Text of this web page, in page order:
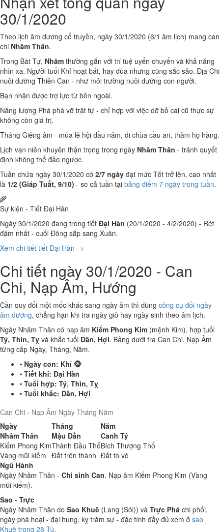
30/1/2020
Theo lịch âm dương cổ truyền, ngày 30/1/2020 (6/1 âm lịch) mang can
chi Nhâm Thân.
Trong Bát Tự, Nhâm thường gắn với trí tuệ uyển chuyển và khả năng
nhìn xa. Người tuổi Khỉ hoạt bát, hay đùa nhưng cũng sắc sảo. Địa Chi
nuôi dưỡng Thiên Can - như môi trường nuôi dưỡng con người.
Bạn nhận được trợ lực từ bên ngoài.
Năng lượng Phá phá vỡ trật tự - chỉ hợp với việc dỡ bỏ cái cũ thực sự
không còn giá trị.
Tháng Giêng âm - mùa lễ hội đầu năm, đi chùa cầu an, thăm họ hàng.
Lịch vạn niên khuyên thận trọng trong ngày Nhâm Thân - tránh quyết
định không thể đảo ngược.
Tuần chứa ngày 30/1/2020 có 2/7 ngày đạt mức Tốt trở lên, cao nhất
là 1/2 (Giáp Tuất, 9/10) - so cả tuần tại bảng điểm 7 ngày trong tuần.
🌾
Sự kiện - Tiết Đại Hàn
Ngày 30/1/2020 đang trong tiết Đại Hàn (20/1/2020 - 4/2/2020) - Rét
đậm nhất - cuối Đông sắp sang Xuân.
Xem chi tiết tiết Đại Hàn →
Chi tiết ngày 30/1/2020 - Can
Chi, Nạp Âm, Hướng
Cần quy đổi một mốc khác sang ngày âm thì dùng công cụ đổi ngày
âm dương, chẳng hạn khi tra ngày giỗ hay ngày sinh theo âm lịch.
Ngày Nhâm Thân có nạp âm Kiếm Phong Kim (mệnh Kim), hợp tuổi
Tý, Thìn, Tỵ và khắc tuổi Dần, Hợi. Bảng dưới tra Can Chi, Nạp Âm
từng cấp Ngày, Tháng, Năm.
• Ngày con: Khỉ 🐵
• Tiết khí: Đại Hàn
• Tuổi hợp: Tý, Thìn, Tỵ
• Tuổi khắc: Dần, Hợi
Can Chi - Nạp Âm Ngày Tháng Năm
Ngày
Tháng
Năm
Nhâm Thân
Mậu Dần
Canh Tý
Kiếm Phong KimThành Đầu ThổBích Thượng Thổ
Vàng mũi kiếm Đất trên thành Đất tò vò
Ngũ Hành
Ngày Nhâm Thân - Chi sinh Can. Nạp âm Kiếm Phong Kim (Vàng
mũi kiếm).
Sao - Trực
Ngày Nhâm Thân do Sao Khuê (Lang (Sói)) và Trực Phá chi phối,
ngày phá hoại - đại hung, kỵ trăm sự - đặc tính đầy đủ xem ở sao
Khuê trong 28 Tú.